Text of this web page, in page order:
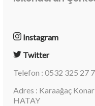
Instagram
Twitter
Telefon : 0532 325 27
Adres : Karaağaç
HATAY